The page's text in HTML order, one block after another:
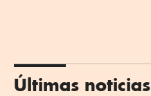
Últimas noticias